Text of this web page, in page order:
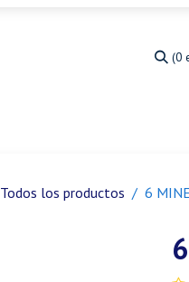
(0
Todos los productos 6